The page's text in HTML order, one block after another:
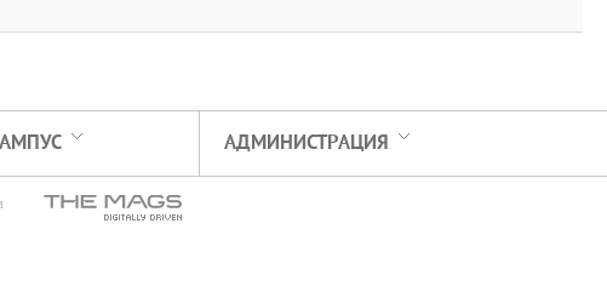
АДМИНИСТРАЦИЯ